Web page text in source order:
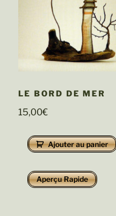
LE BORD DE MER
15,00€
Ajouter au panier
Aperçu Rapide